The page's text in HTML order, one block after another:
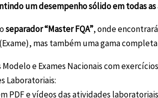
um desempenho sólido em todas as
separador “Master FQA”, onde
mas também uma gama
e Exames Nacionais com
Laboratoriais:
PDF e vídeos das atividades